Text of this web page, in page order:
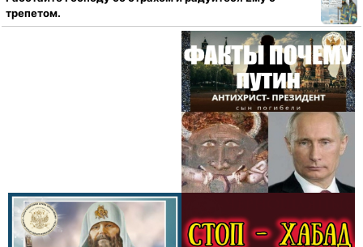
трепетом.